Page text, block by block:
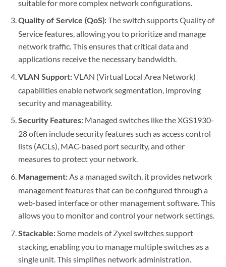
suitable for more complex network configurations.
Quality of Service (QoS):The switch supports Quality of
Service features, allowing you to prioritize and manage
network traffic. This ensures that critical data and
applications receive the necessary bandwidth.
VLAN Support:VLAN (Virtual Local Area Network)
capabilities enable network segmentation, improving
security and manageability.
Security Features:Managed switches like the XGS1930-
28 often include security features such as access control
lists (ACLs), MAC-based port security, and other
measures to protect your network.
Management:As a managed switch, it provides network
management features that can be configured through a
web-based interface or other management software. This
allows you to monitor and control your network settings.
Stackable:Some models of Zyxel switches support
stacking, enabling you to manage multiple switches as a
single unit. This simplifies network administration.